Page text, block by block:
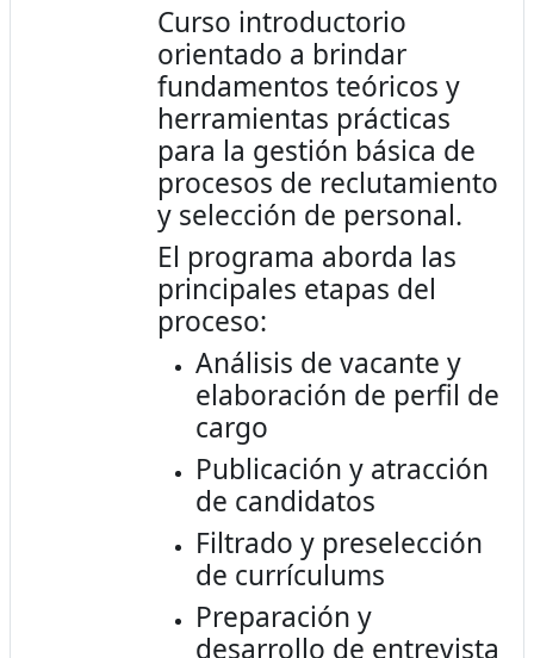
Curso introductorio
orientado a brindar
fundamentos teóricos y
herramientas prácticas
para la gestión básica de
procesos de reclutamiento
y selección de personal.
El programa aborda las
principales etapas del
proceso:
Análisis de vacante y
elaboración de perfil de
cargo
Publicación y atracción
de candidatos
Filtrado y preselección
de currículums
Preparación y
desarrollo de entrevista